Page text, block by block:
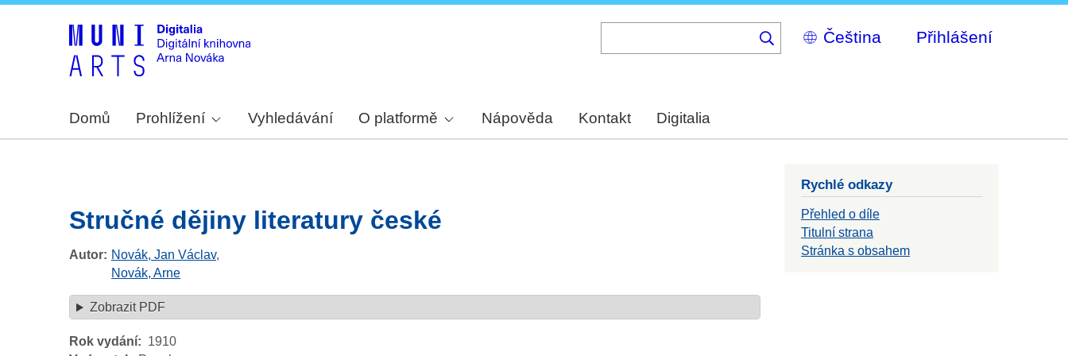
Select
your
Přihlášení
Domů Prohlížení Vyhledávání O platformě Nápověda Kontakt Digitalia
Stručné dějiny literatury české
Autor Novák, Jan Václav,
Novák, Arne
Zobrazit PDF
Rok vydání
1910
Rychlé odkazy
Přehled o díle
Titulní strana
Stránka s obsahem